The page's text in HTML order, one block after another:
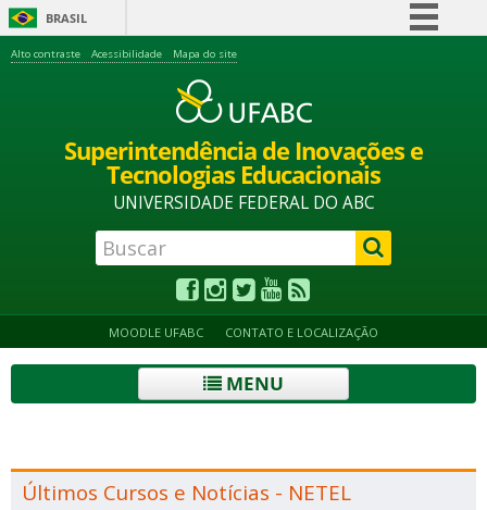
BRASIL
Acesso à informação
Legislação
Canais
Alto contraste Acessibilidade Mapa do site
Superintendência de Inovações e
Tecnologias Educacionais
UNIVERSIDADE FEDERAL DO ABC
MOODLE UFABC CONTATO E LOCALIZAÇÃO
MENU
Últimos Cursos e Notícias - NETEL